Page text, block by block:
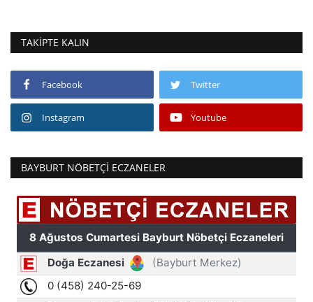
TAKIPTE KALIN
Facebook Twitter
Instagram Youtube
BAYBURT NÖBETÇI ECZANELER